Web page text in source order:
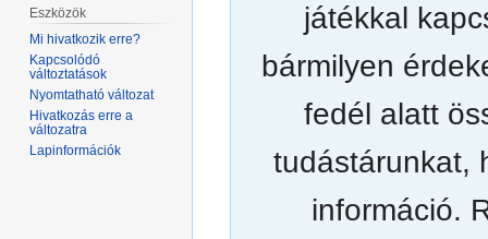
játékkal
bármilyen
fedél alatt
tudástárunkat,
információ.
Eszközök
Mi hivatkozik erre?
Kapcsolódó
változtatások
Nyomtatható változat
Hivatkozás erre a
változatra
Lapinformációk